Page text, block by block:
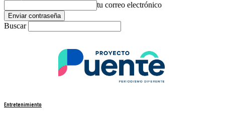
tu correo electrónico
Buscar
Entretenimiento